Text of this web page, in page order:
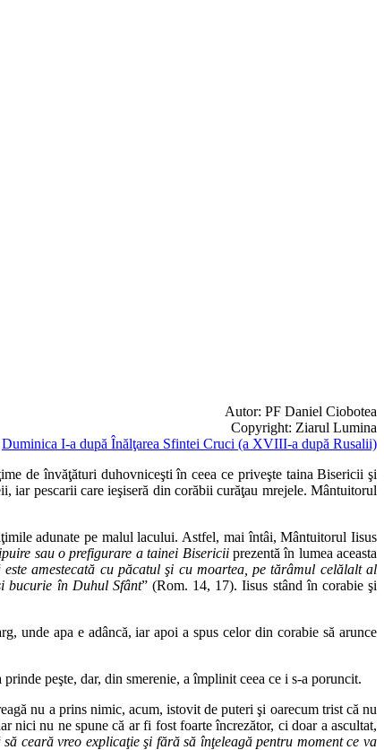
Autor: PF Daniel Ciobotea
Copyright: Ziarul Lumina
Duminica I-a după Înălţarea Sfintei Cruci (a XVIII-a după Rusalii)
de învăţături duhovniceşti în ceea ce priveşte taina Bisericii şi
iar pescarii care ieşiseră din corăbii curăţau mrejele. Mântuitorul
adunate pe malul lacului. Astfel, mai întâi, Mântuitorul Iisus
sau o prefigurare a tainei Bisericii prezentă în lumea aceasta
amestecată cu păcatul şi cu moartea, pe tărâmul celălalt al
bucurie în Duhul Sfânt” (Rom. 14, 17). Iisus stând în corabie şi
unde apa e adâncă, iar apoi a spus celor din corabie să arunce
peşte, dar, din smerenie, a împlinit ceea ce i s-a poruncit.
nu a prins nimic, acum, istovit de puteri şi oarecum trist că nu
nici nu ne spune că ar fi fost foarte încrezător, ci doar a ascultat,
ceară vreo explicaţie şi fără să înţeleagă pentru moment ce va